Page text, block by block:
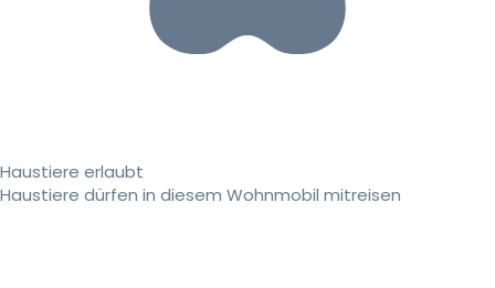
Haustiere erlaubt
Haustiere dürfen in diesem Wohnmobil mitreisen